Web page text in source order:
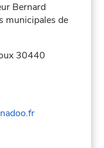
Bernard
municipales de
30440